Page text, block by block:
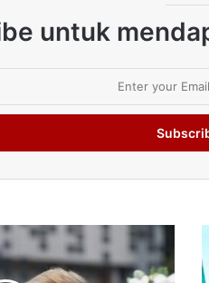
untuk